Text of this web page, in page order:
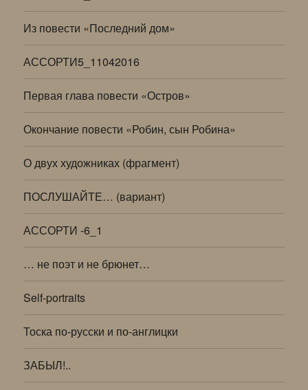
Из повести «Последний дом»
АССОРТИ5_11042016
Первая глава повести «Остров»
Окончание повести «Робин, сын Робина»
О двух художниках (фрагмент)
ПОСЛУШАЙТЕ… (вариант)
АССОРТИ -6_1
… не поэт и не брюнет…
Self-portraits
Тоска по-русски и по-англицки
ЗАБЫЛ!..